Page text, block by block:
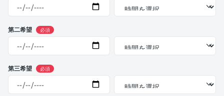
第二希望 必須
第三希望 必須